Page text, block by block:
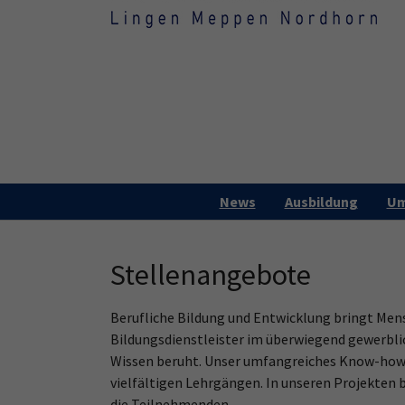
Skip to main content
Skip to page footer
News Ausbildung
Stellenangebote
Berufliche Bildung und Entwicklung bringt
Bildungsdienstleister im überwiegend
Wissen beruht. Unser umfangreiches Know-
vielfältigen Lehrgängen. In unseren Projekten